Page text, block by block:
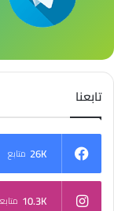
تابعنا
26K متابع
10.3K